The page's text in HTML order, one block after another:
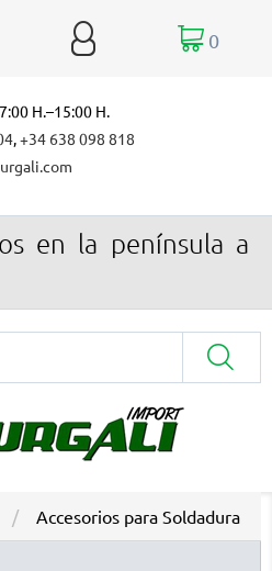
 0
H.–15:00 H.
,+34 638 098 818
en la península a
Accesorios para Soldadura